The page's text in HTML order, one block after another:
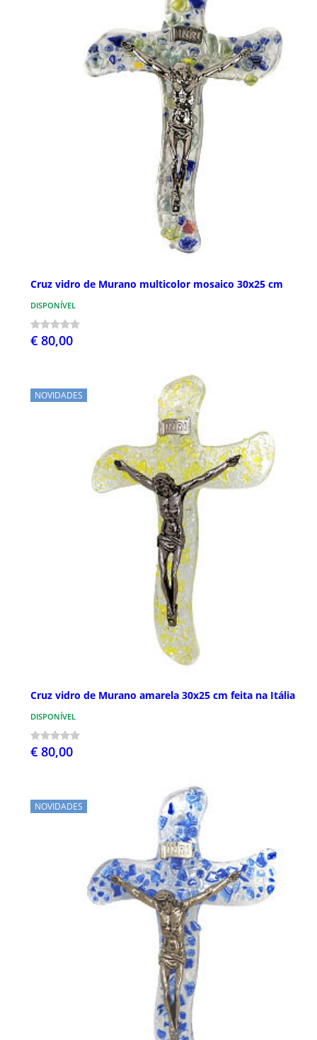
Cruz vidro de Murano multicolor mosaico 30x25 cm
DISPONÍVEL
€ 80,00
NOVIDADES
Cruz vidro de Murano amarela 30x25 cm feita na Itália
DISPONÍVEL
€ 80,00
NOVIDADES